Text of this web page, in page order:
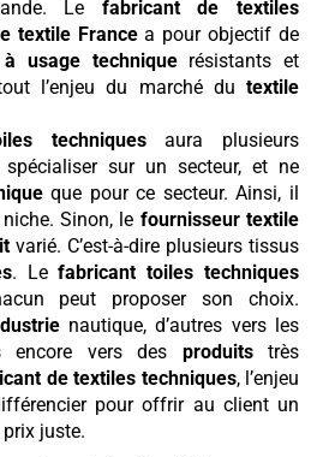
Le fabricant de textiles
textile Francea pour objectif de
usage technique résistants et
l’enjeu du marché du textile
techniquesaura plusieurs
sur un secteur, et ne
que pour ce secteur. Ainsi, il
Sinon, le fournisseur textile
varié. C’est-à-dire plusieurs tissus
. Lefabricant toiles techniques
peut proposer son choix.
nautique, d’autres vers les
encore vers des produitstrès
de textiles techniques, l’enjeu
pour offrir au client un
juste.